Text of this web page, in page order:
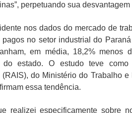
perpetuando sua
nos dados do mercado de
no setor industrial do
em média, 18,2% menos
do estado. O estudo teve
(RAIS), do Ministério do Trabalho
essa tendência.
realizei especificamente sobre